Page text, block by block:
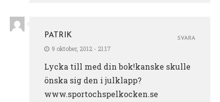
PATRIK
9 oktober, 2012 - 21:17
Lycka till med din bok!kanske skulle
önska sig den i julklapp?
www.sportochspelkocken.se
SVARA